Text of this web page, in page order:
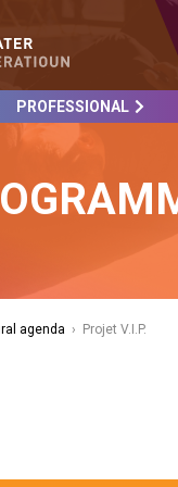
PROFESSIONAL
agenda › Projet V.I.P.